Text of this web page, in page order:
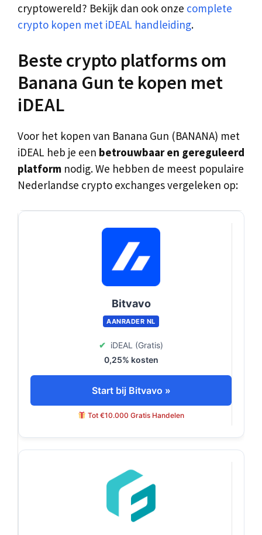
cryptowereld? Bekijk dan ook onze complete
crypto kopen met iDEAL handleiding.
Beste crypto platforms om
Banana Gun te kopen met
iDEAL
Voor het kopen van Banana Gun (BANANA) met
iDEAL heb je een betrouwbaar en gereguleerd
platform nodig. We hebben de meest populaire
Nederlandse crypto exchanges vergeleken op:
Bitvavo
AANRADER NL
✔ iDEAL (Gratis)
0,25% kosten
Start bij Bitvavo »
Tot €10.000 Gratis Handelen